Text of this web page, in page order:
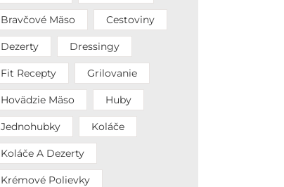
Bravčové Mäso Cestoviny
Dezerty Dressingy
Fit Recepty Grilovanie
Hovädzie Mäso Huby
Jednohubky Koláče
Koláče A Dezerty
Krémové Polievky